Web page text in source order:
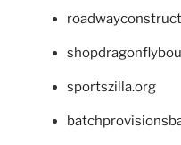
sportszilla.org